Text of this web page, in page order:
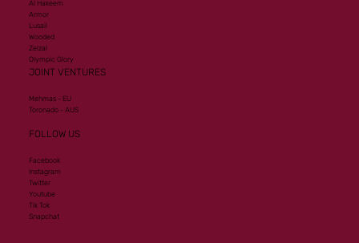
Al Hakeem
Armor
Lusail
Wooded
Zelzal
Olympic Glory
JOINT VENTURES
Mehmas - EU
Toronado - AUS
FOLLOW US
Facebook
Instagram
Twitter
Youtube
Tik Tok
Snapchat